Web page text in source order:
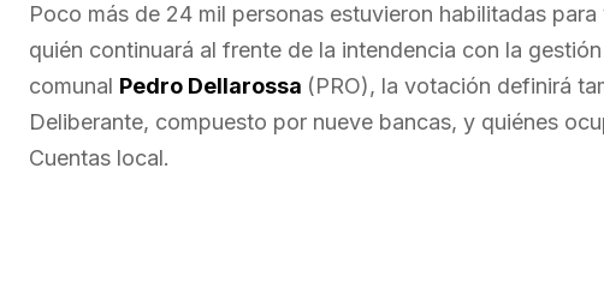
Poco más de 24 mil personas estuvieron habilitadas
quién continuará al frente de la intendencia con la
comunal Pedro Dellarossa (PRO), la votación definirá
Deliberante, compuesto por nueve bancas, y quiénes
Cuentas local.